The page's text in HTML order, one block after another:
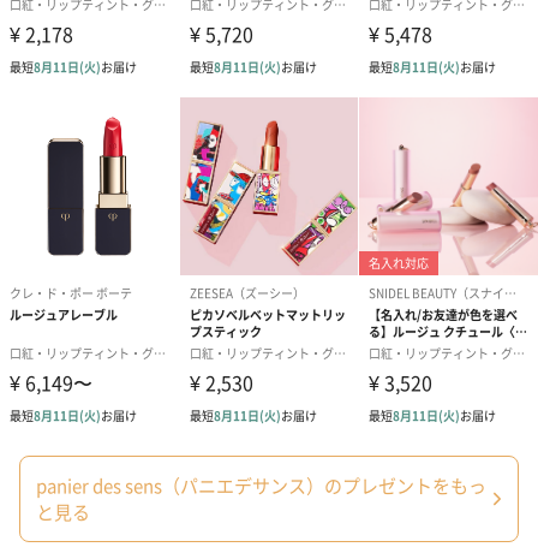
・高温多湿、直射日光を避け、乳幼児の手の届かないところで使
用・保管してください。
・本品は飲食物ではありません。
「PANIER DES SENS（パニエデサンス）」
香りの都グラースの調香師が奏でる良質な香りとフランス・地中
海地方の伝統や生活にゆかりのある植物から抽出された成分。ナ
チュラルでシンプルなアイテムが紡ぎ出すうるおいヴェールは、
感覚を呼び覚まし、プロバンス・コートダジュールの旅へといざ
ないます。目を閉じて香りを胸いっぱいに吸い込めば、まるで自
然の恵み豊かな南フランスの情景が浮かび上がるようです。
おしゃれなパッケージがギフトに最適
panier des sens（パニエデサンス）のプレゼントをもっ
と見る